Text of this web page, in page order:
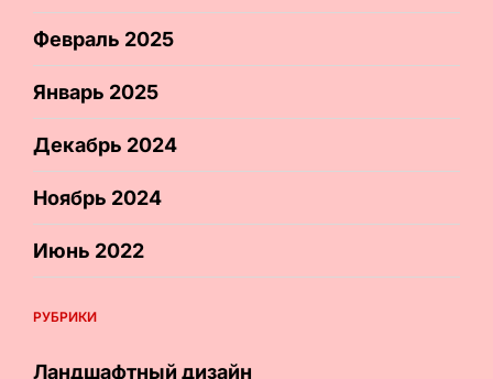
Февраль 2025
Январь 2025
Декабрь 2024
Ноябрь 2024
Июнь 2022
РУБРИКИ
Ландшафтный дизайн